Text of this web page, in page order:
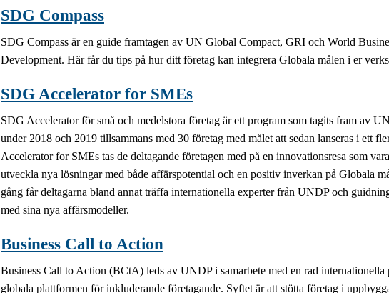
SDG Compass
SDG Compass är en guide framtagen av UN Global Compact, GRI och World
Development. Här får du tips på hur ditt företag kan integrera Globala målen i er
SDG Accelerator for SMEs
SDG Accelerator för små och medelstora företag är ett program som tagits fram av
under 2018 och 2019 tillsammans med 30 företag med målet att sedan lanseras i ett
Accelerator for SMEs tas de deltagande företagen med på en innovationsresa som
utveckla nya lösningar med både affärspotential och en positiv inverkan på Globala
gång får deltagarna bland annat träffa internationella experter från UNDP och
med sina nya affärsmodeller.
Business Call to Action
Business Call to Action (BCtA) leds av UNDP i samarbete med en rad internationella
globala plattformen för inkluderande företagande. Syftet är att stötta företag i